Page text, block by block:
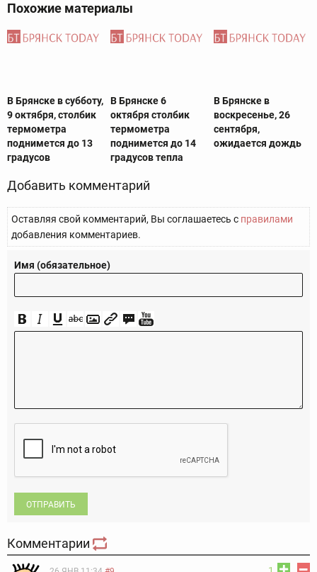
Похожие материалы
В Брянске в субботу,
9 октября, столбик
термометра
поднимется до 13
градусов
В Брянске 6
октября столбик
термометра
поднимется до 14
градусов тепла
В Брянске в
воскресенье, 26
сентября,
ожидается дождь
Добавить комментарий
Оставляя свой комментарий, Вы соглашаетесь с правилами
добавления комментариев.
Имя (обязательное)
ОТПРАВИТЬ
Комментарии